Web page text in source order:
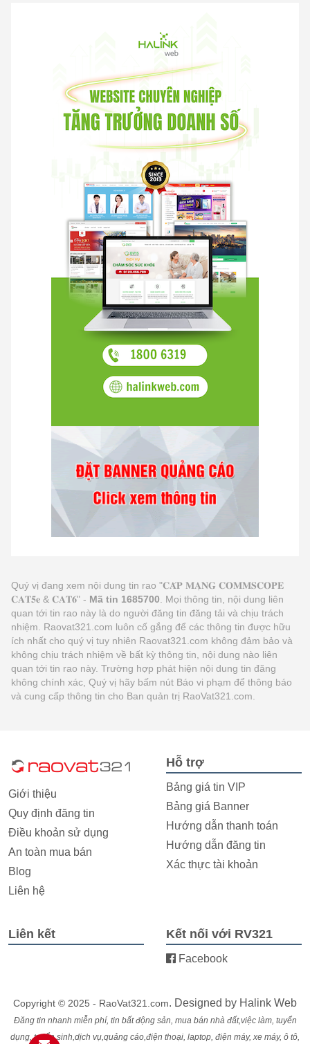
Quý vị đang xem nội dung tin rao "𝐂𝐀́𝐏 𝐌𝐀̣𝐍𝐆 𝐂𝐎𝐌𝐌𝐒𝐂𝐎𝐏𝐄
𝐂𝐀𝐓𝟓𝐞 & 𝐂𝐀𝐓𝟔" - Mã tin 1685700 . Mọi thông tin, nội dung liên
quan tới tin rao này là do người đăng tin đăng tải và chịu trách
nhiệm. Raovat321.com luôn cố gắng để các thông tin được hữu
ích nhất cho quý vị tuy nhiên Raovat321.com không đảm bảo và
không chịu trách nhiệm về bất kỳ thông tin, nội dung nào liên
quan tới tin rao này. Trường hợp phát hiện nội dung tin đăng
không chính xác, Quý vị hãy bấm nút Báo vi phạm để thông báo
và cung cấp thông tin cho Ban quản trị RaoVat321.com.
Giới thiệu
Quy định đăng tin
Điều khoản sử dụng
An toàn mua bán
Blog
Liên hệ
Hỗ trợ
Bảng giá tin VIP
Bảng giá Banner
Hướng dẫn thanh toán
Hướng dẫn đăng tin
Xác thực tài khoản
Liên kết Kết nối với RV321
Facebook
Copyright © 2025 - RaoVat321.com. Designed by Halink Web
Đăng tin nhanh miễn phí, tin bất động sản, mua bán nhà đất,việc làm, tuyển
dụng, tuyển sinh,dịch vụ,quảng cáo,điện thoại, laptop, điện máy, xe máy, ô tô,